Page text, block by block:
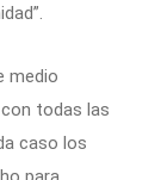
medio
todas las
caso los